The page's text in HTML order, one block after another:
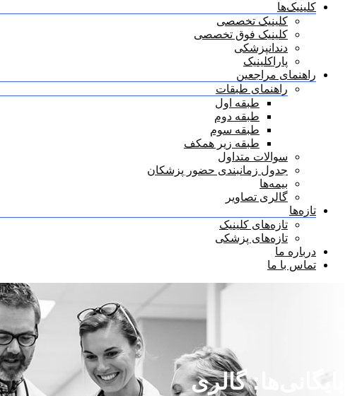
کلینیک‌ها
کلینیک تخصصی
کلینیک فوق تخصصی
دندانپزشکی
پاراکلینیک
راهنمای مراجعین
راهنمای طبقات
طبقه اول
طبقه دوم
طبقه سوم
طبقه زیر همکف
سوالات متداول
جدول زمانبندی حضور پزشکان
بیمه‌ها
گالری تصاویر
تازه‌ها
تازه‌های کلینیک
تازه‌های پزشکی
درباره ما
تماس با ما
بایگانی‌ها:گالری